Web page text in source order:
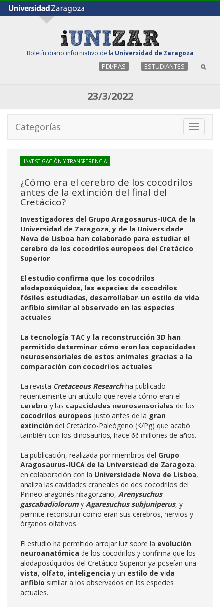
Boletín diario informativo de la Universidad de Zaragoza
PDI/PAS ESTUDIANTES
23/3/2022
Toggle
Categorías
INVESTIGACIÓN Y TRANSFERENCIA
¿Cómo era el cerebro de los cocodrilos
antes de la extinción del final del
Cretácico?
Investigadores del Grupo Aragosaurus-IUCA de la
Universidad de Zaragoza, y de la Universidade
Nova de Lisboa han colaborado para estudiar el
cerebro de los cocodrilos europeos del Cretácico
Superior
El estudio confirma que los cocodrilos
alodaposúquidos, las especies de cocodrilos
fósiles estudiadas, desarrollaban un estilo de vida
anfibio similar al observado en las especies
actuales
La tecnología TAC y la reconstrucción 3D han
permitido determinar cómo eran las capacidades
neurosensoriales de estos animales gracias a la
comparación con cocodrilos actuales
La revista Cretaceous Researchha publicado
recientemente un artículo que revela cómo eran el
cerebro y las capacidades neurosensoriales de los
cocodrilos europeos justo antes de la gran
extinción del Cretácico-Paleógeno (K/Pg) que acabó
también con los dinosaurios, hace 66 millones de años.
La publicación, realizada por miembros del Grupo
Aragosaurus-IUCA de la Universidad de Zaragoza,
en colaboración con la Universidade Nova de Lisboa,
analiza las cavidades craneales de dos cocodrilos del
Pirineo aragonés ribagorzano, Arenysuchus
gascabadiolorum y Agaresuchus subjuniperus, y
permite reconstruir como eran sus cerebros, nervios y
órganos olfativos.
El estudio ha permitido arrojar luz sobre la evolución
neuroanatómica de los cocodrilos y confirma que los
alodaposúquidos del Cretácico Superior ya poseían una
vista, olfato, inteligencia y un estilo de vida
anfibio similar a los observados en las especies
actuales.